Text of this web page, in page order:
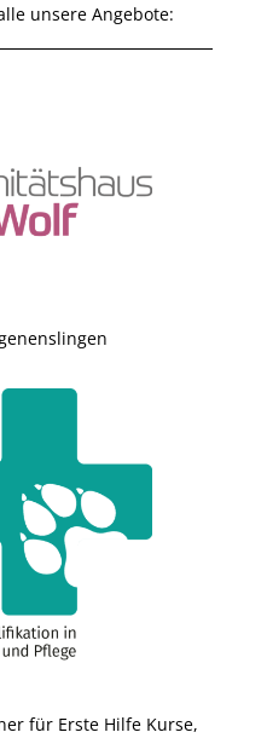
unsere Angebote:
für Erste Hilfe Kurse,